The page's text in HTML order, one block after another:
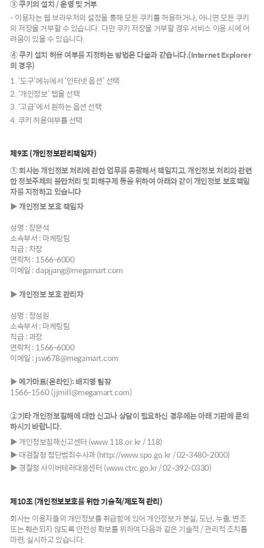
③ 쿠키의 설치 / 운영 및 거부
- 이용자는 웹 브라우저의 설정을 통해 모든 쿠키를 허용하거나, 아니면 모든 쿠키
의 저장을 거부할 수 있습니다. 다만 쿠키 저장을 거부할 경우 서비스 이용 시에 어
려움이 있을 수 있습니다.
④ 쿠키 설치 허용 여부를 지정하는 방법은 다음과 같습니다.(Internet Explorer
의 경우)
1. ‘도구’메뉴에서 ‘인터넷 옵션’ 선택
2. ‘개인정보’ 탭을 선택
3. ‘고급’에서 원하는 옵션 선택
4. 쿠키 허용여부를 선택
제9조 (개인정보관리책임자)
① 회사는 개인정보 처리에 관한 업무를 총괄해서 책임지고, 개인정보 처리와 관련
한 정보주체의 불만처리 및 피해구제 등을 위하여 아래와 같이 개인정보 보호책임
자를 지정하고 있습니다
▶ 개인정보 보호 책임자
성명 : 장문석
소속부서 : 마케팅팀
직급 : 차장
연락처 :1566-6000
이메일 :dapjjang@megamart.com
▶ 개인정보 보호 관리자
성명 : 정성원
소속부서 : 마케팅팀
직급 : 과장
연락처 :1566-6000
이메일 :jsw678@megamart.com
▶ 메가마트(온라인): 배지영 팀장
1566-1560(jjmill@megamart.com)
②기타 개인정보침해에 대한 신고나 상담이 필요하신 경우에는 아래 기관에 문의
하시기 바랍니다.
▶ 개인정보침해신고센터(www.118.or.kr/ 118)
▶ 대검찰청 첨단범죄수사과(http://www.spo.go.kr/ 02-3480-2000)
▶ 경찰청 사이버테러대응센터(www.ctrc.go.kr/ 02-392-0330)
제10조 (개인정보보호를 위한 기술적/제도적 관리)
회사는 이용자들의 개인정보를 취급함에 있어 개인정보가 분실, 도난, 누출, 변조
또는 훼손되지 않도록 안전성 확보를 위하여 다음과 같은 기술적 / 관리적 조치를
마련, 실시하고 있습니다.